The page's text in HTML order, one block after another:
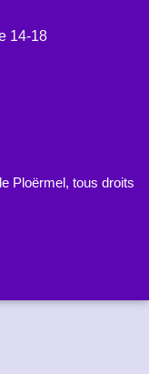
14-18
Ploërmel, tous droits